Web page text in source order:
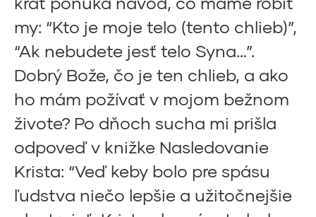
my: “Kto je moje telo (tento chlieb)”,
“Ak nebudete jesť telo Syna…”.
Dobrý Bože, čo je ten chlieb, a ako
ho mám požívať v mojom bežnom
živote? Po dňoch sucha mi prišla
odpoveď v knižke Nasledovanie
Krista: “Veď keby bolo pre spásu
ľudstva niečo lepšie a užitočnejšie